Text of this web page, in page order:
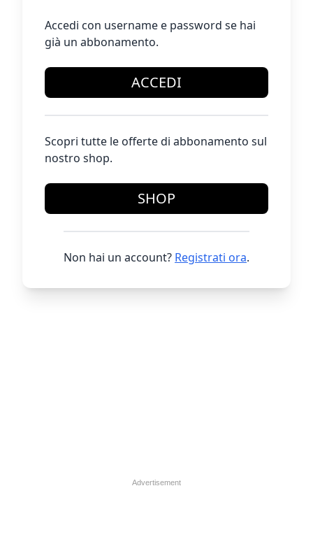
Accedi con username e password se hai
già un abbonamento.
ACCEDI
Scopri tutte le offerte di abbonamento sul
nostro shop.
SHOP
Non hai un account? Registrati ora.